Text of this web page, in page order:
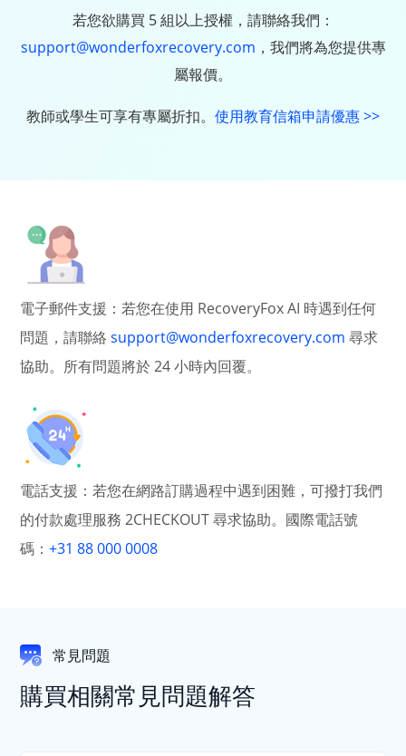
若您欲購買 5 組以上授權，請聯絡我們：
support@wonderfoxrecovery.com ，我們將為您提供專
屬報價。
教師或學生可享有專屬折扣。 使用教育信箱申請優惠 >>
電子郵件支援：若您在使用 RecoveryFox AI 時遇到任何
問題，請聯絡support@wonderfoxrecovery.com 尋求
協助。所有問題將於 24 小時內回覆。
電話支援：若您在網路訂購過程中遇到困難，可撥打我們
的付款處理服務 2CHECKOUT 尋求協助。國際電話號
碼：+31 88 000 0008
常見問題
購買相關常見問題解答